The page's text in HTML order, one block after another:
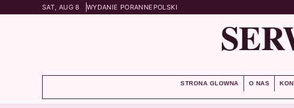
SAT, AUG 8 WYDANIE PORANNE POLSKI
STRONA GLOWNA O NAS